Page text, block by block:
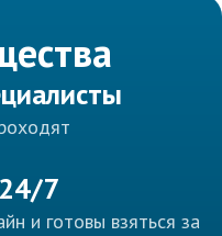
7
и готовы взяться за